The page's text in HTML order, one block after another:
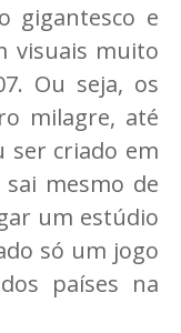
gigantesco e
visuais muito
Ou seja, os
milagre, até
ser criado em
mesmo de
um estúdio
só um jogo
países na